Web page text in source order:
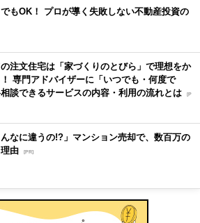
もOK！ プロが導く失敗しない不動産投資の
注文住宅は「家づくりのとびら」で理想をか
専門アドバイザーに「いつでも・何度で
談できるサービスの内容・利用の流れとは [P
んなに違うの!?」マンション売却で、数百万の
由 [PR]